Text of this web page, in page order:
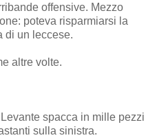
offensive. Mezzo
poteva risparmiarsi la
di un leccese.
altre volte.
spacca in mille pezzi
sulla sinistra.